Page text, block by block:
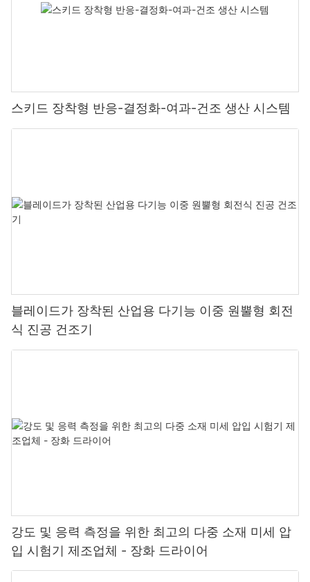
스키드 장착형 반응-결정화-여과-건조 생산 시스템
블레이드가 장착된 산업용 다기능 이중 원뿔형 회전
식 진공 건조기
강도 및 응력 측정을 위한 최고의 다중 소재 미세 압
입 시험기 제조업체 - 장화 드라이어